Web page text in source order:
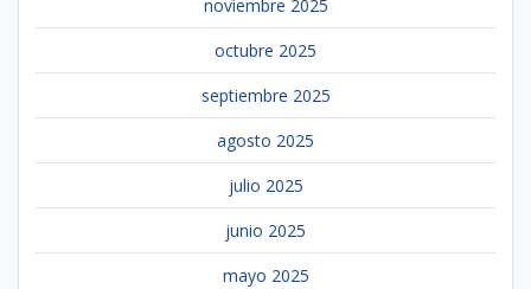
noviembre 2025
octubre 2025
septiembre 2025
agosto 2025
julio 2025
junio 2025
mayo 2025